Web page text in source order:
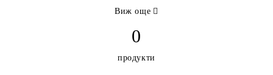
Виж още
0
продукти